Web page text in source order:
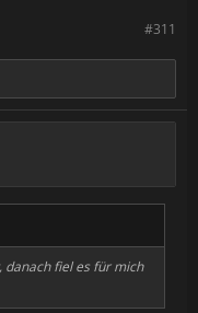
#311
danach fiel es für mich